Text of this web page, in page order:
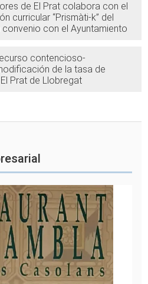
de El Prat colabora con el
curricular “Prismàti-k” del
convenio con el Ayuntamiento
contencioso-
de la tasa de
Prat de Llobregat